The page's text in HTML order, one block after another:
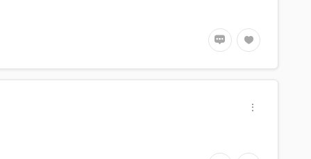
Far Beyond Productions
昀、蔡秉衡、林侑賢、邱郁婷、鍾 衡、黎芷